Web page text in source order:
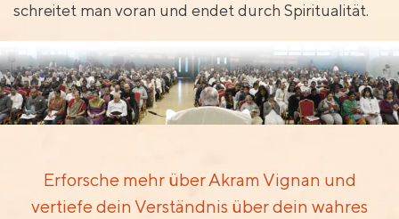
schreitet man voran und endet durch Spiritualität.
Erforsche mehr über Akram Vignan und
vertiefe dein Verständnis über dein wahres